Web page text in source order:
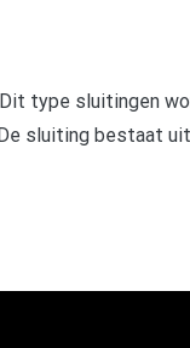
type sluitingen
sluiting bestaat